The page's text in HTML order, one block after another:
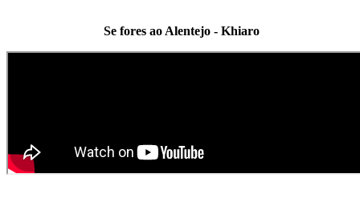
Se fores ao Alentejo - Khiaro